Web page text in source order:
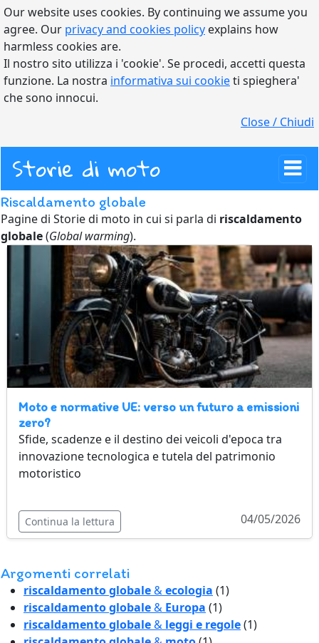
Our website uses cookies. By continuing we assume you
agree. Our privacy and cookies policy explains how
harmless cookies are.
Il nostro sito utilizza i 'cookie'. Se procedi, accetti questa
funzione. La nostra informativa sui cookieti spieghera'
che sono innocui.
Close / Chiudi
Storie di moto
Riscaldamento globale
Pagine di Storie di moto in cui si parla di riscaldamento
globale(Global warming).
Moto e normative UE: verso un futuro a emissioni
zero?
Sfide, scadenze e il destino dei veicoli d'epoca tra
innovazione tecnologica e tutela del patrimonio
motoristico
Continua la lettura 04/05/2026
Argomenti correlati
riscaldamento globale&ecologia (1)
riscaldamento globale& Europa (1)
riscaldamento globale& leggi e regole(1)